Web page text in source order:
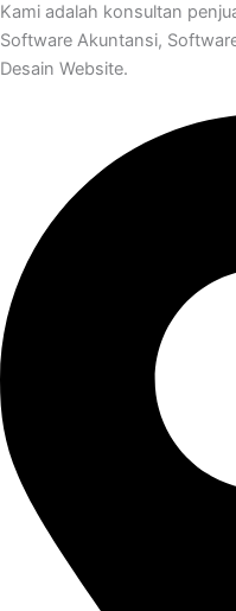
Kami adalah konsultan
Software Akuntansi,
Desain Website.